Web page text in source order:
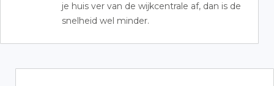
je huis ver van de wijkcentrale af, dan is de
snelheid wel minder.